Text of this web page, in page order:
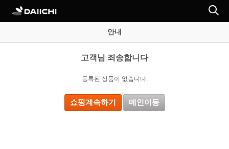
안내
고객님 죄송합니다
등록된 상품이 없습니다.
쇼핑계속하기 메인이동